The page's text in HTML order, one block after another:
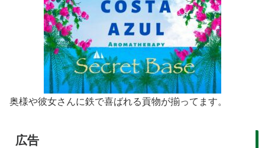
奥様や彼女さんに鉄で喜ばれる貢物が揃ってます。
広告